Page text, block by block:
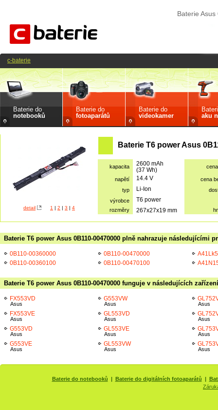
Baterie
Baterie do
notebooků
Baterie do
fotoaparátů
Baterie do
videokamer
aku
detail 1 | 2 | 3 | 4
Baterie T6 power Asus
kapacita
2600 mAh
(37 Wh)
napětí 14.4 V
cena
typ
Li-Ion
výrobce
T6 power
rozměry 267x27x19 mm
Baterie T6 power Asus 0B110-00470000 plně nahrazuje následujícími
0B110-00360000
0B110-00360100
0B110-00470000
0B110-00470100
Baterie T6 power Asus 0B110-00470000 funguje v následujících
FX553VD
Asus
FX553VE
Asus
G553VD
Asus
G553VE
Asus
G553VW
Asus
GL553VD
Asus
GL553VE
Asus
GL553VW
Asus
Asus
Asus
Asus
Asus
c-baterie
Baterie do notebooků | Baterie do digitálních fotoaparátů |